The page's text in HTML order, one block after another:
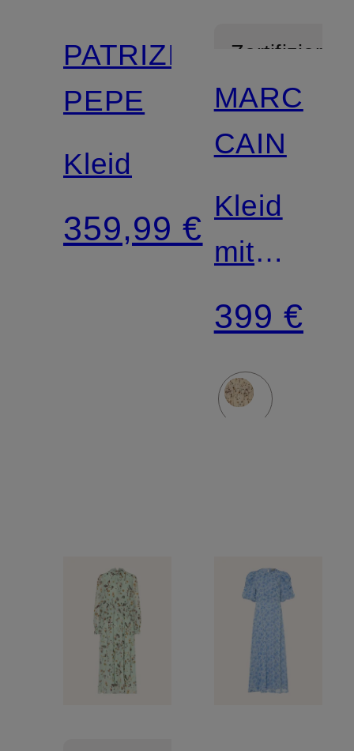
PATRIZIA
PEPE
Kleid
359,99 €
Zertifiziert
Mix &
Match
MARC
CAIN
Kleid
mit
Rüschen
399 €